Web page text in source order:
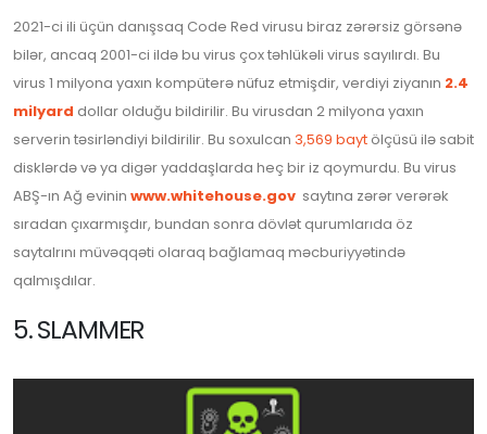
2021-ci ili üçün danışsaq Code Red virusu biraz zərərsiz görsənə
bilər, ancaq 2001-ci ildə bu virus çox təhlükəli virus sayılırdı. Bu
virus 1 milyona yaxın kompüterə nüfuz etmişdir, verdiyi ziyanın 2.4
milyard dollar olduğu bildirilir. Bu virusdan 2 milyona yaxın
serverin təsirləndiyi bildirilir. Bu soxulcan 3,569 bayt ölçüsü ilə sabit
disklərdə və ya digər yaddaşlarda heç bir iz qoymurdu. Bu virus
ABŞ-ın Ağ evinin www.whitehouse.gov saytına zərər verərək
sıradan çıxarmışdır, bundan sonra dövlət qurumlarıda öz
saytalrını müvəqqəti olaraq bağlamaq məcburiyyətində
qalmışdılar.
5. SLAMMER